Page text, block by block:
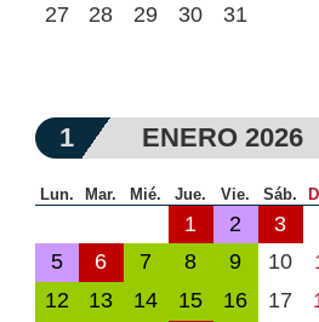
27
28 29 30 31
1 ENERO 2026
Lun. Mar. Mié. Jue. Vie. Sáb.
1 2 3
5
6 7 8 9 10
12
13 14 15 16 17